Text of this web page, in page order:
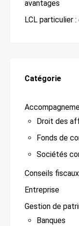
avantages
LCL particulier
Catégorie
Droit des
Fonds de
Sociétés
Conseils fiscaux
Entreprise
Gestion de
Banques